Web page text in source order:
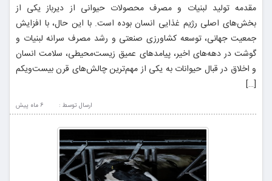
مقدمه تولید لبنیات و مصرف محصولات حیوانی از دیرباز یکی از
بخش‌های اصلی رژیم غذایی انسان بوده است. با این حال، با افزایش
جمعیت جهانی، توسعه کشاورزی صنعتی و رشد مصرف سرانه لبنیات و
گوشت در دهه‌های اخیر، پیامدهای عمیق زیست‌محیطی، سلامت انسان
و اخلاق در قبال حیوانات به یکی از مهم‌ترین چالش‌های قرن بیست‌ویکم
[…]
6 ماه پيش ارسال توسط :